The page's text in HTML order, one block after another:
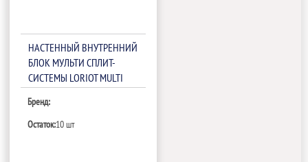
НАСТЕННЫЙ ВНУТРЕННИЙ
БЛОК МУЛЬТИ СПЛИТ-
СИСТЕМЫ LORIOT MULTI
Бренд:
Остаток:10 шт